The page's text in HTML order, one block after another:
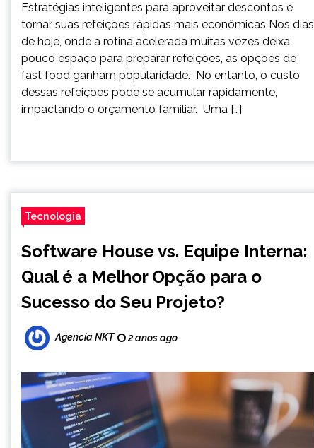
Estratégias inteligentes para aproveitar descontos e
tornar suas refeições rápidas mais econômicas Nos dias
de hoje, onde a rotina acelerada muitas vezes deixa
pouco espaço para preparar refeições, as opções de
fast food ganham popularidade. No entanto, o custo
dessas refeições pode se acumular rapidamente,
impactando o orçamento familiar. Uma […]
Tecnologia
Software House vs. Equipe Interna:
Qual é a Melhor Opção para o
Sucesso do Seu Projeto?
Agencia NKT 2 anos ago